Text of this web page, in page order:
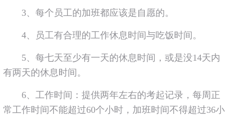
3、每个员工的加班都应该是自愿的。
4、员工有合理的工作休息时间与吃饭时间。
5、每七天至少有一天的休息时间，或是没14天内
有两天的休息时间。
6、工作时间：提供两年左右的考起记录，每周正
常工作时间不能超过60个小时，加班时间不得超过36小